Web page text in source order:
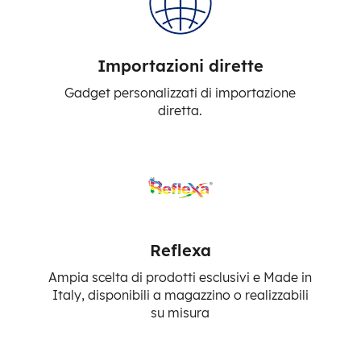
Importazioni dirette
Gadget personalizzati di importazione
diretta.
Reflexa
Ampia scelta di prodotti esclusivi e Made in
Italy, disponibili a magazzino o realizzabili
su misura